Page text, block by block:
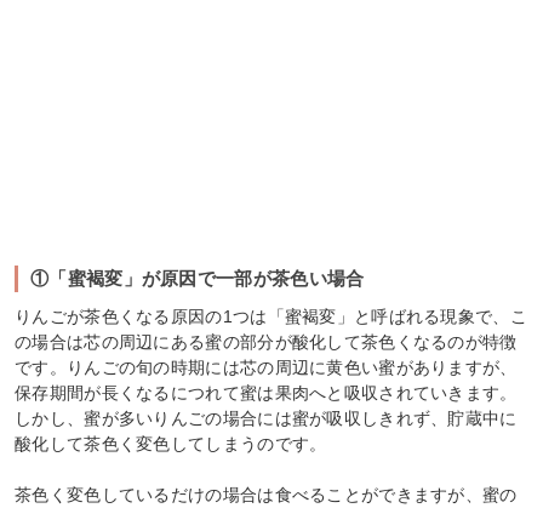
①「蜜褐変」が原因で一部が茶色い場合
りんごが茶色くなる原因の1つは「蜜褐変」と呼ばれる現象で、こ
の場合は芯の周辺にある蜜の部分が酸化して茶色くなるのが特徴
です。りんごの旬の時期には芯の周辺に黄色い蜜がありますが、
保存期間が長くなるにつれて蜜は果肉へと吸収されていきます。
しかし、蜜が多いりんごの場合には蜜が吸収しきれず、貯蔵中に
酸化して茶色く変色してしまうのです。
茶色く変色しているだけの場合は食べることができますが、蜜の